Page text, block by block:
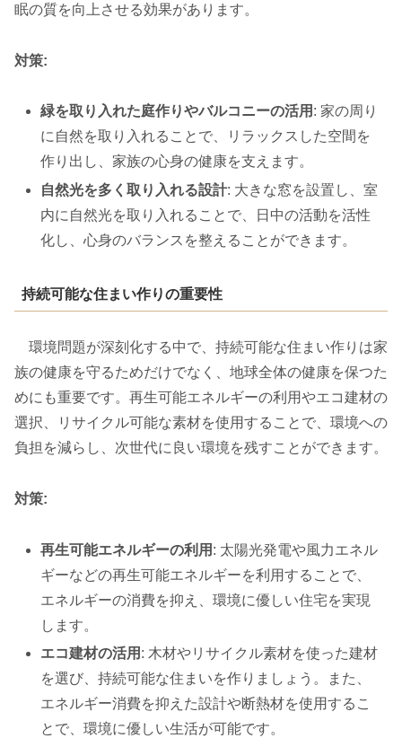
眠の質を向上させる効果があります。
対策:
緑を取り入れた庭作りやバルコニーの活用 : 家の周り
に自然を取り入れることで、リラックスした空間を
作り出し、家族の心身の健康を支えます。
自然光を多く取り入れる設計: 大きな窓を設置し、室
内に自然光を取り入れることで、日中の活動を活性
化し、心身のバランスを整えることができます。
持続可能な住まい作りの重要性
環境問題が深刻化する中で、持続可能な住まい作りは家
族の健康を守るためだけでなく、地球全体の健康を保つた
めにも重要です。再生可能エネルギーの利用やエコ建材の
選択、リサイクル可能な素材を使用することで、環境への
負担を減らし、次世代に良い環境を残すことができます。
対策:
再生可能エネルギーの利用 : 太陽光発電や風力エネル
ギーなどの再生可能エネルギーを利用することで、
エネルギーの消費を抑え、環境に優しい住宅を実現
します。
エコ建材の活用 : 木材やリサイクル素材を使った建材
を選び、持続可能な住まいを作りましょう。また、
エネルギー消費を抑えた設計や断熱材を使用するこ
とで、環境に優しい生活が可能です。